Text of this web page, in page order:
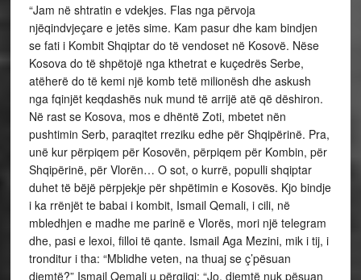
“Jam në shtratin e vdekjes. Flas nga përvoja
njëqindvjeçare e jetës sime. Kam pasur dhe kam bindjen
se fati i Kombit Shqiptar do të vendoset në Kosovë. Nëse
Kosova do të shpëtojë nga kthetrat e kuçedrës Serbe,
atëherë do të kemi një komb tetë milionësh dhe askush
nga fqinjët keqdashës nuk mund të arrijë atë që dëshiron.
Në rast se Kosova, mos e dhëntë Zoti, mbetet nën
pushtimin Serb, paraqitet rreziku edhe për Shqipërinë. Pra,
unë kur përpiqem për Kosovën, përpiqem për Kombin, për
Shqipërinë, për Vlorën… O sot, o kurrë, populli shqiptar
duhet të bëjë përpjekje për shpëtimin e Kosovës. Kjo bindje
i ka rrënjët te babai i kombit, Ismail Qemali, i cili, në
mbledhjen e madhe me parinë e Vlorës, mori një telegram
dhe, pasi e lexoi, filloi të qante. Ismail Aga Mezini, mik i tij, i
tronditur i tha: “Mblidhe veten, na thuaj se ç’pësuan
djemtë?” Ismail Qemali u përgjigj: “Jo, djemtë nuk pësuan